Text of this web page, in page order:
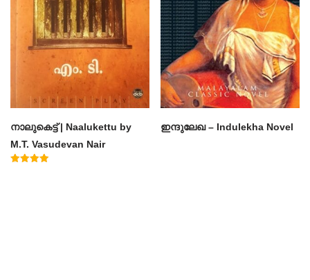
നാലുകെട്ട് | Naalukettu by
M.T. Vasudevan Nair
ഇന്ദുലേഖ – Indulekha Novel